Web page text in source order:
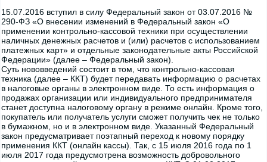
15.07.2016 вступил в силу Федеральный закон от 03.07.2016 №
290-ФЗ «О внесении изменений в Федеральный закон «О
применении контрольно-кассовой техники при осуществлении
наличных денежных расчетов и (или) расчетов с использованием
платежных карт» и отдельные законодательные акты Российской
Федерации» (далее – Федеральный закон).
Суть нововведений состоит в том, что контрольно-кассовая
техника (далее – ККТ) будет передавать информацию о расчетах
в налоговые органы в электронном виде. То есть информация о
продажах организации или индивидуального предпринимателя
станет доступна налоговому органу в режиме онлайн. Кроме того,
покупатель или получатель услуги сможет получить чек не только
в бумажном, но и в электронном виде. Указанный Федеральный
закон предусматривает поэтапный переход к новому порядку
применения ККТ (онлайн кассы). Так, с 15 июля 2016 года по 1
июля 2017 года предусмотрена возможность добровольного